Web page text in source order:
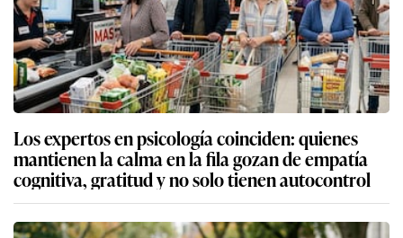
Los expertos en psicología coinciden: quienes
mantienen la calma en la fila gozan de empatía
cognitiva, gratitud y no solo tienen autocontrol